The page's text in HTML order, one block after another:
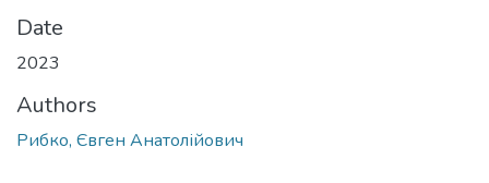
Date
2023
Authors
Рибко, Євген Анатолійович